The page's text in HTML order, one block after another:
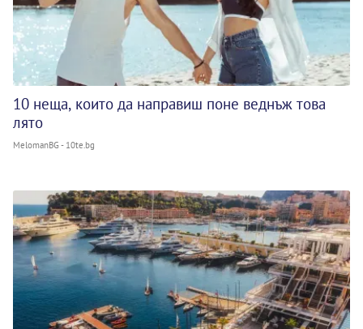
10 неща, които да направиш поне веднъж това
лято
MelomanBG - 10te.bg